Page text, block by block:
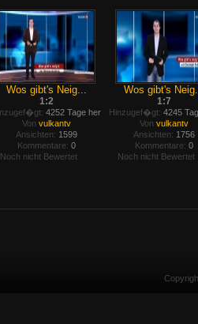
Wos gibt's Neig...
1:2
4252 Tage her
Von vulkantv
Ansichten: 1599
Kommentare: 0
Noch nicht Bewertet
Wos gibt's
1:7
Hinzugef�gt: 4245
Von vulkantv
Ansichten: 1756
Kommentare: 0
Noch nicht Bewertet